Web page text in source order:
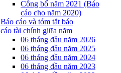
Công bố năm 2021 (Báo
cáo cho năm 2020)
Báo cáo và tóm tắt báo
cáo tài chính giữa năm
06 tháng đầu năm 2026
06 tháng đầu năm 2025
06 tháng đầu năm 2024
06 tháng đầu năm 2023